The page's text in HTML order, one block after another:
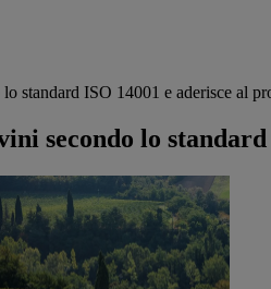
standard ISO 14001 e aderisce al
secondo lo